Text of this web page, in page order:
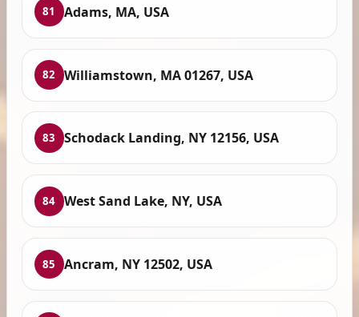
81 Adams, MA, USA
82 Williamstown, MA 01267, USA
83 Schodack Landing, NY 12156, USA
84 West Sand Lake, NY, USA
85 Ancram, NY 12502, USA